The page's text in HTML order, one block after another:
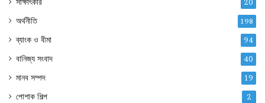
20
অর্থনীতি 198
ব্যাংক ও বীমা 94
বানিজ্য সংবাদ 40
মানব সম্পদ 19
পোশাক শিল্প 2